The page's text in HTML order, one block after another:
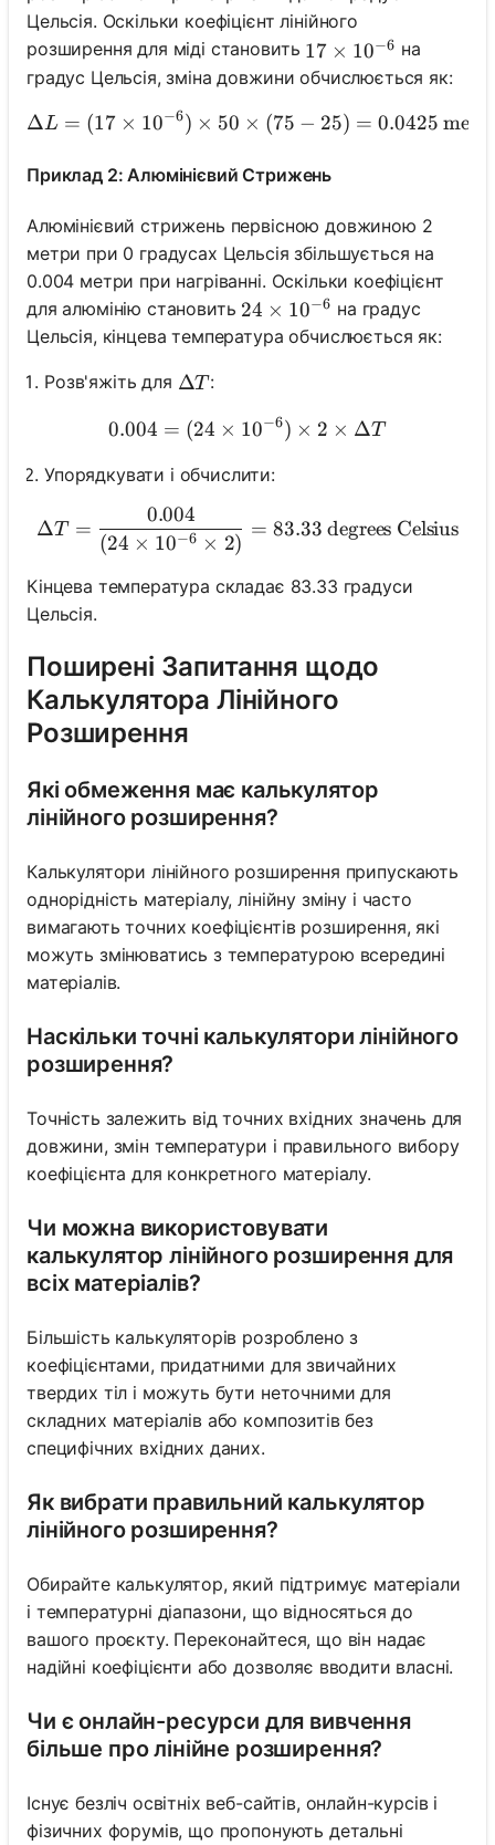
Цельсія. Оскільки коефіцієнт лінійного
розширення для міді становить 17 \times 10^{-6}
17 × 10−6 на
градус Цельсія, зміна довжини обчислюється як:
\Delta L = (17 \times
ΔL = (17 × 10−6) × 50 × (75 − 25) = 0.0425
Приклад 2: Алюмінієвий Стрижень
Алюмінієвий стрижень первісною довжиною 2
метри при 0 градусах Цельсія збільшується на
0.004 метри при нагріванні. Оскільки коефіцієнт
для алюмінію становить 24 \times 10^{-6}
24 × 10−6 на градус
Цельсія, кінцева температура обчислюється як:
Розв'яжіть для \Delta T
ΔT:
0.004 = (24 \times 10^{-
0.004 = (24 × 10−6) × 2 × ΔT
Упорядкувати і обчислити:
\Delta T =
ΔT =
(24 × 10−6 × 2)
0.004
= 83.33 degrees Celsius
Кінцева температура складає 83.33 градуси
Цельсія.
Поширені Запитання щодо
Калькулятора Лінійного
Розширення
Які обмеження має калькулятор
лінійного розширення?
Калькулятори лінійного розширення припускають
однорідність матеріалу, лінійну зміну і часто
вимагають точних коефіцієнтів розширення, які
можуть змінюватись з температурою всередині
матеріалів.
Наскільки точні калькулятори лінійного
розширення?
Точність залежить від точних вхідних значень для
довжини, змін температури і правильного вибору
коефіцієнта для конкретного матеріалу.
Чи можна використовувати
калькулятор лінійного розширення для
всіх матеріалів?
Більшість калькуляторів розроблено з
коефіцієнтами, придатними для звичайних
твердих тіл і можуть бути неточними для
складних матеріалів або композитів без
специфічних вхідних даних.
Як вибрати правильний калькулятор
лінійного розширення?
Обирайте калькулятор, який підтримує матеріали
і температурні діапазони, що відносяться до
вашого проєкту. Переконайтеся, що він надає
надійні коефіцієнти або дозволяє вводити власні.
Чи є онлайн-ресурси для вивчення
більше про лінійне розширення?
Існує безліч освітніх веб-сайтів, онлайн-курсів і
фізичних форумів, що пропонують детальні